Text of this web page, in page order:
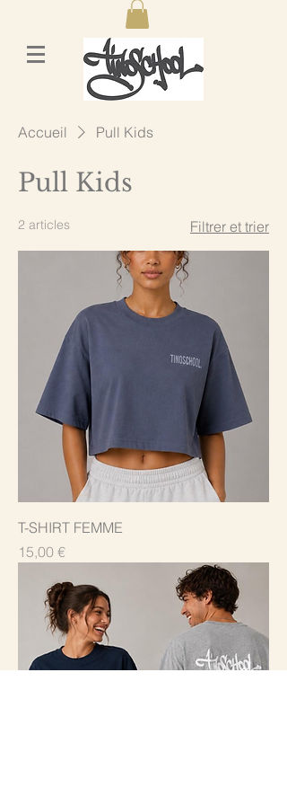
Accueil Pull Kids
Pull Kids
2 articles Filtrer et trier
T-SHIRT FEMME
Prix
15,00 €